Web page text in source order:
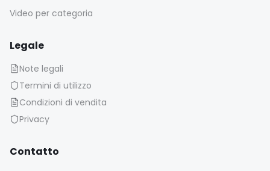
Video per categoria
Legale
Note legali
Termini di utilizzo
Condizioni di vendita
Privacy
Contatto